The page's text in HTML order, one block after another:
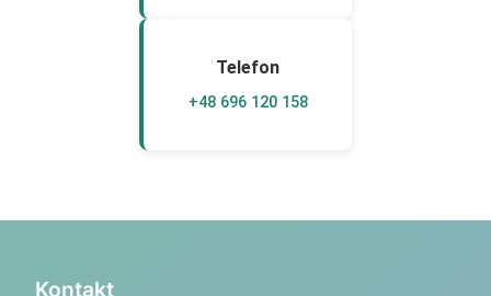
Telefon
+48 696 120 158
Kontakt